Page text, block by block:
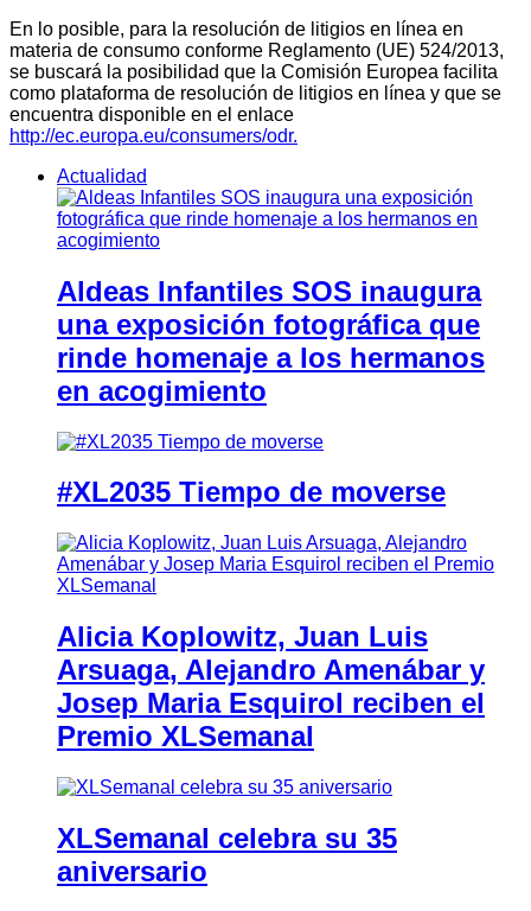
En lo posible, para la resolución de litigios en línea en
materia de consumo conforme Reglamento (UE) 524/2013,
se buscará la posibilidad que la Comisión Europea facilita
como plataforma de resolución de litigios en línea y que se
encuentra disponible en el enlace
http://ec.europa.eu/consumers/odr.
Actualidad
Aldeas Infantiles SOS inaugura
una exposición fotográfica que
rinde homenaje a los hermanos
en acogimiento
#XL2035 Tiempo de moverse
Alicia Koplowitz, Juan Luis
Arsuaga, Alejandro Amenábar y
Josep Maria Esquirol reciben el
Premio XLSemanal
XLSemanal celebra su 35
aniversario